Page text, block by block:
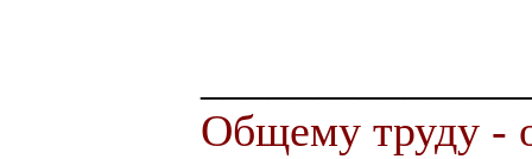
Общему труду -